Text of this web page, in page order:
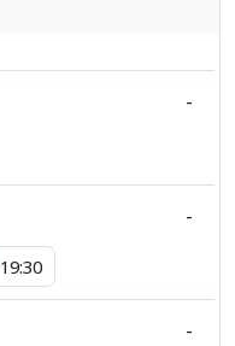
-
19:30
-
-